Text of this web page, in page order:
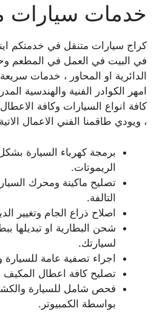
خدمات سيارات
كراج سيارات متنقل في خدمتكم
في البيت في العمل في المطعم
الدائرية او المحاور ، خدمات
امهر الكوادر الفنية والهندسية
كافة انواع السيارات وكافة الاعطال
، ويودي طاقمنا الفني الاعمال
برمجة كهرباء السيارة
الريموتات.
تصليح ماكينة ومحرك
التالفة.
اصلاح ذراع الجام وتغيير
شحن البطارية او تبديلها
لسيارتك.
اجراء تصفية عامة للسيارة
تصليح كافة اعطال المكيف
فحص شامل للسيارة
بواسطة الكمبيوتر.